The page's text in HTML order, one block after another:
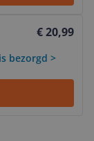
€ 20,99
bezorgd >